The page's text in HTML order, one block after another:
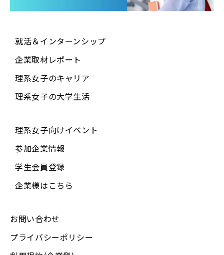
就活＆インターンシップ
企業取材レポート
理系女子のキャリア
理系女子の大学生活
理系女子向けイベント
参加企業情報
学生会員登録
企業様はこちら
お問い合わせ
プライバシーポリシー